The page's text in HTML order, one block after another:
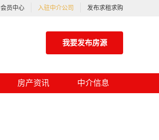
会员中心 入驻中介公司 发布求租求购
我要发布房源
房产资讯 中介信息